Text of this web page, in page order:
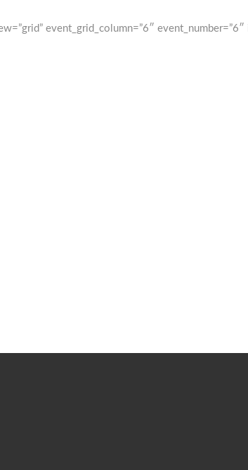
event_grid_column=”6″ event_number=”6″